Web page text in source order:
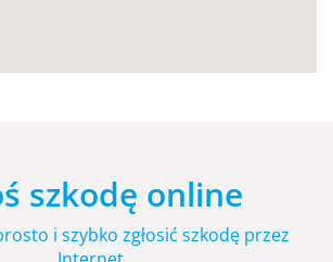
szkodę online
i szybko zgłosić szkodę przez